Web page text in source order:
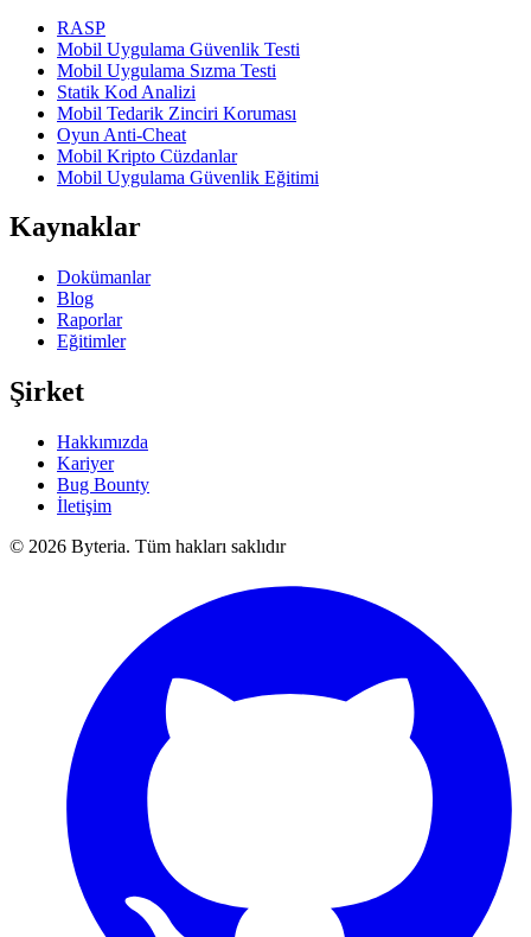
RASP
Mobil Uygulama Güvenlik Testi
Mobil Uygulama Sızma Testi
Statik Kod Analizi
Mobil Tedarik Zinciri Koruması
Oyun Anti-Cheat
Mobil Kripto Cüzdanlar
Mobil Uygulama Güvenlik Eğitimi
Kaynaklar
Dokümanlar
Blog
Raporlar
Eğitimler
Şirket
Hakkımızda
Kariyer
Bug Bounty
İletişim
© 2026 Byteria. Tüm hakları saklıdır